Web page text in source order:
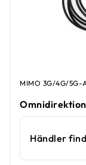
MIMO 3G/4G/5G-
Händler